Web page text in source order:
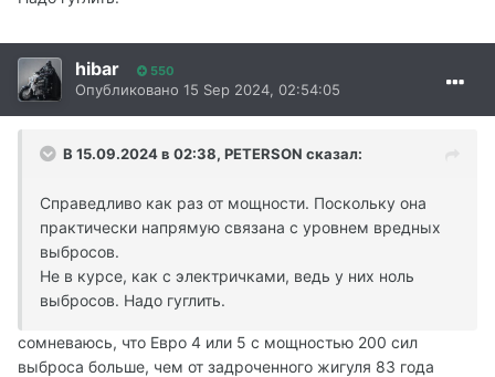
hibar 550
Опубликовано 15 Sep 2024, 02:54:05
В 15.09.2024 в 02:38, PETERSON сказал:
Справедливо как раз от мощности. Поскольку она
практически напрямую связана с уровнем вредных
выбросов.
Не в курсе, как с электричками, ведь у них ноль
выбросов. Надо гуглить.
сомневаюсь, что Евро 4 или 5 с мощностью 200 сил
выброса больше, чем от задроченного жигуля 83 года